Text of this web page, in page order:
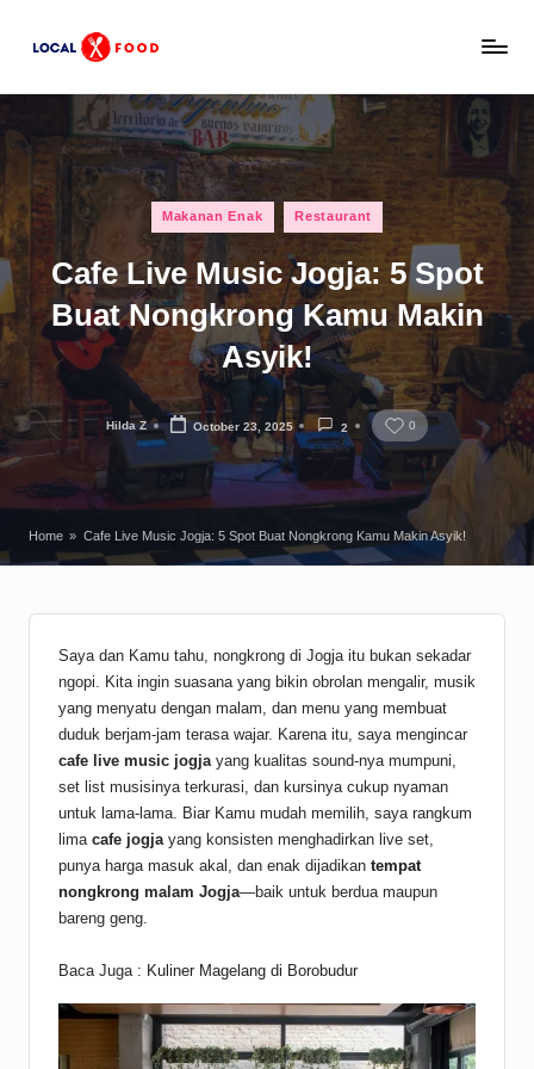
c
a
x
F
o
d
makan,
kuliner
lokal,
dan
keluarga
Indonesia.
Posted
in
Makanan Enak Restaurant
Cafe Live Music Jogja: 5 Spot
Buat Nongkrong Kamu Makin
Asyik!
Posted
Hilda Z October 23, 2025 2 0
Home » Cafe Live Music Jogja: 5 Spot Buat Nongkrong Kamu Makin Asyik!
Saya dan Kamu tahu, nongkrong di Jogja itu bukan sekadar
ngopi. Kita ingin suasana yang bikin obrolan mengalir, musik
yang menyatu dengan malam, dan menu yang membuat
duduk berjam-jam terasa wajar. Karena itu, saya mengincar
cafe live music jogjayang kualitas sound-nya mumpuni,
set list musisinya terkurasi, dan kursinya cukup nyaman
untuk lama-lama. Biar Kamu mudah memilih, saya rangkum
lima cafe jogjayang konsisten menghadirkan live set,
punya harga masuk akal, dan enak dijadikan tempat
nongkrong malam Jogja—baik untuk berdua maupun
bareng geng.
Baca Juga : Kuliner Magelang di Borobudur